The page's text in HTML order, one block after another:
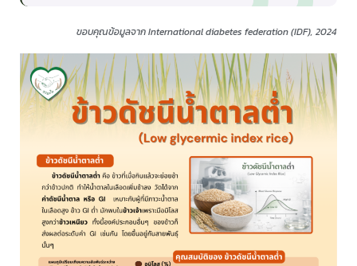
ขอบคุณข้อมูลจาก International diabetes federation (IDF), 2024